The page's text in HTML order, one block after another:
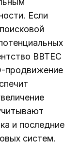
Если
BBTEC
продвижение
и последние
систем.